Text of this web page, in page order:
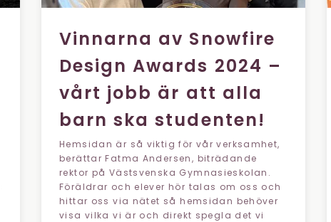
Vinnarna av Snowfire
Design Awards 2024 –
vårt jobb är att alla
barn ska studenten!
Hemsidan är så viktig för vår verksamhet,
berättar Fatma Andersen, biträdande
rektor på Västsvenska Gymnasieskolan.
Föräldrar och elever hör talas om oss och
hittar oss via nätet så hemsidan behöver
visa vilka vi är och direkt spegla det vi